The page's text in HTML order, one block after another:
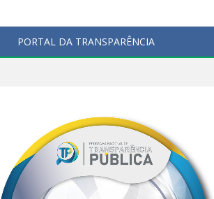
PORTAL DA TRANSPARÊNCIA